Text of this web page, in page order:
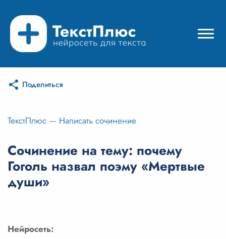
Режимы нейросети
Цены
Вход
Вход с Telegram
Поделиться
ТекстПлюс — Написать сочинение
Сочинение на тему: почему
Гоголь назвал поэму «Мертвые
души»
Нейросеть: